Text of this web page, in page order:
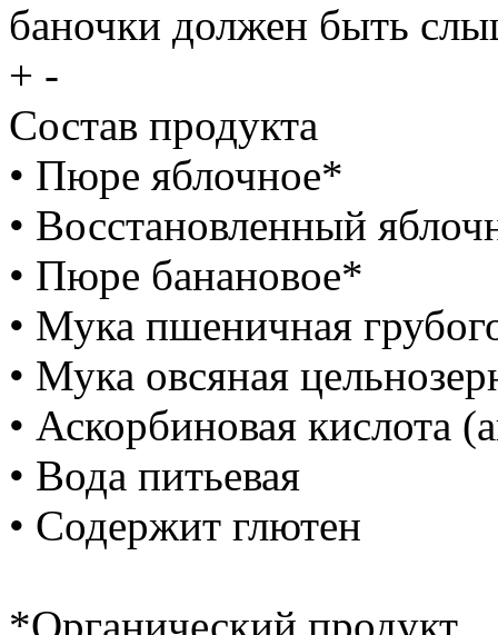
баночки должен быть
+ -
Состав продукта
• Пюре яблочное*
• Восстановленный
• Пюре банановое*
• Мука пшеничная
• Мука овсяная
• Аскорбиновая кислота
• Вода питьевая
• Содержит глютен